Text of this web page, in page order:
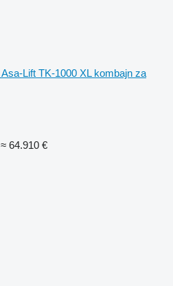
Asa-Lift TK-1000 XL kombajn za
≈ 64.910 €